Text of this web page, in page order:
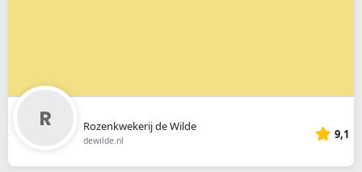
Rozenkwekerij de Wilde
dewilde.nl 9,1